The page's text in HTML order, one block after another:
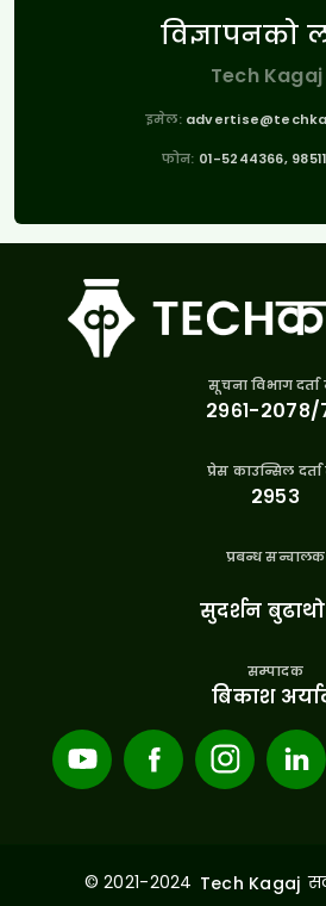
विज्ञापनको
Tech Kagaj
इमेल:
फोन: 01-5244366,
सूचना विभाग दर्ता
२९६१-२०७८/
प्रेस काउन्सिल
२९५३
प्रबन्ध सन्चालक
सुदर्शन
सम्पादक
बिकाश
© 2021-2024 Tech Kagaj